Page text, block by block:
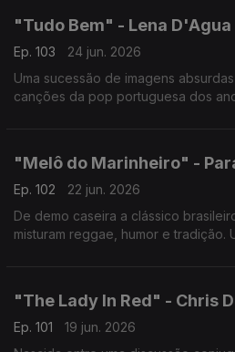
"Tudo Bem" - Lena D'Agua
Ep. 103
24 jun. 2026
Uma sucessão de imagens
canções da pop portuguesa dos
"Melô do Marinheiro" -
Ep. 102
22 jun. 2026
De demo caseira a clássico
misturam reggae, humor e tradição.
"The Lady In Red" - Chris
Ep. 101
19 jun. 2026